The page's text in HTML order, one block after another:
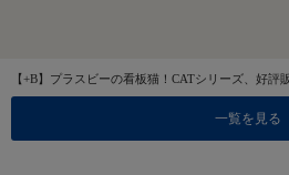
【+B】プラスビーの看板猫！CATシリーズ、好評
一覧を見る